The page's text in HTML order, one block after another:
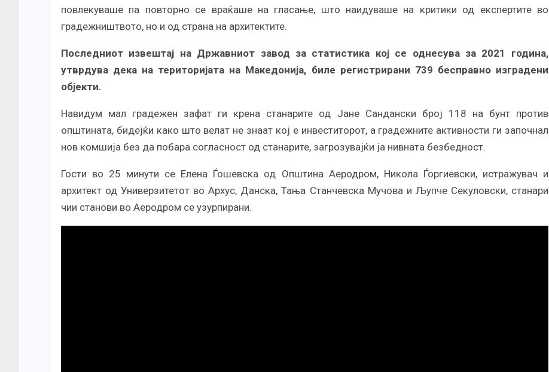
повлекуваше па повторно се враќаше на гласање, што наидуваше на критики од експертите во
градежништвото, но и од страна на архитектите.
Последниот извештај на Државниот завод за статистика кој се однесува за 2021 година,
утврдува дека на територијата на Македонија, биле регистрирани 739 бесправно изградени
објекти.
Навидум мал градежен зафат ги крена станарите од Јане Сандански број 118 на бунт против
општината, бидејќи како што велат не знаат кој е инвеститорот, а градежните активности ги започнал
нов комшија без да побара согласност од станарите, загрозувајќи ја нивната безбедност.
Гости во 25 минути се Елена Ѓошевска од Општина Аеродром, Никола Ѓоргиевски, истражувач и
архитект од Универзитетот во Архус, Данска, Тања Станчевска Мучова и Љупче Секуловски, станари
чии станови во Аеродром се узурпирани.